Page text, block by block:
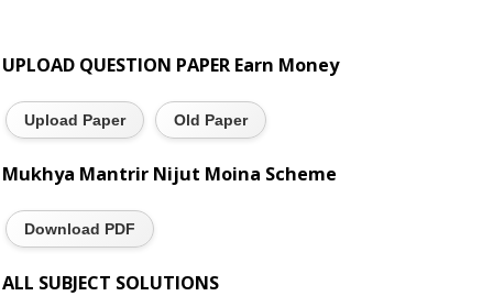
UPLOAD QUESTION PAPER Earn Money
Upload Paper Old Paper
Mukhya Mantrir Nijut Moina Scheme
Download PDF
ALL SUBJECT SOLUTIONS